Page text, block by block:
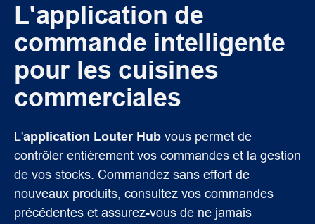
L'application de
commande intelligente
pour les cuisines
commerciales
L'application Louter Hub vous permet de
contrôler entièrement vos commandes et la gestion
de vos stocks. Commandez sans effort de
nouveaux produits, consultez vos commandes
précédentes et assurez-vous de ne jamais